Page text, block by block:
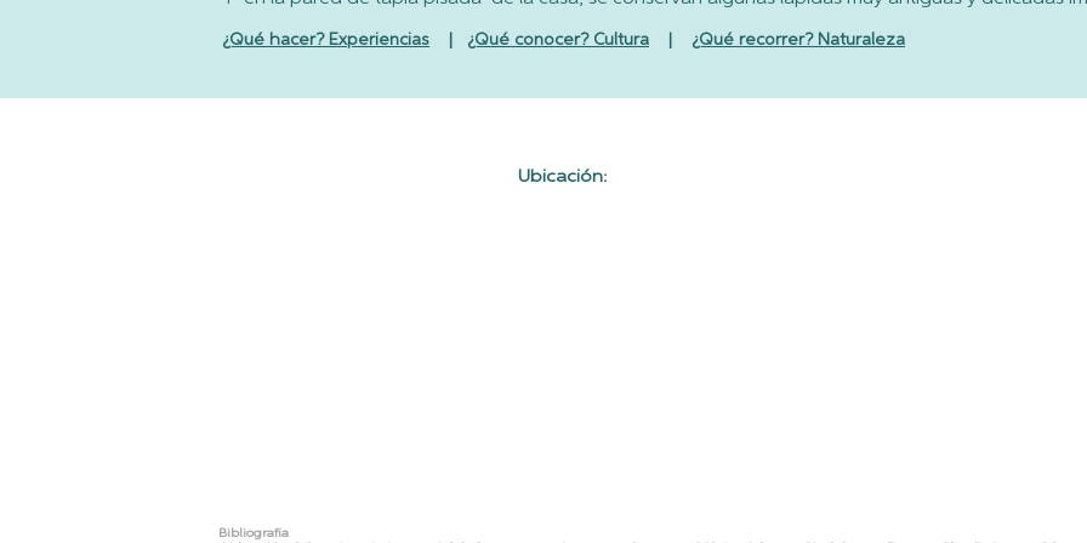
¿Qué hacer? Experiencias ¿Qué conocer? Cultura ¿Qué recorrer? Naturaleza
Ubicación:
Bibliografia